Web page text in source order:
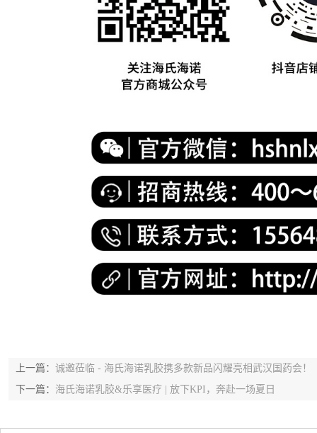
上一篇： 诚邀莅临 - 海氏海诺乳胶携多款新品闪耀亮相武汉国药会！
下一篇： 海氏海诺乳胶&乐享医疗 | 放下KPI，奔赴一场夏日